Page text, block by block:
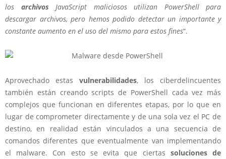
los archivos JavaScript maliciosos utilizan PowerShell para
descargar archivos, pero hemos podido detectar un importante y
constante aumento en el uso del mismo para estos fines“.
Aprovechado estas vulnerabilidades, los ciberdelincuentes
también están creando scripts de PowerShell cada vez más
complejos que funcionan en diferentes etapas, por lo que en
lugar de comprometer directamente y de una sola vez el PC de
destino, en realidad están vinculados a una secuencia de
comandos diferentes que eventualmente van implementando
el malware. Con esto se evita que ciertas soluciones de